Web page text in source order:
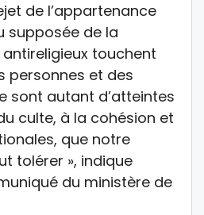
de l’appartenance
supposée de la
touchent
personnes et des
sont autant d’atteintes
culte, à la cohésion et
que notre
tolérer », indique
du ministère de